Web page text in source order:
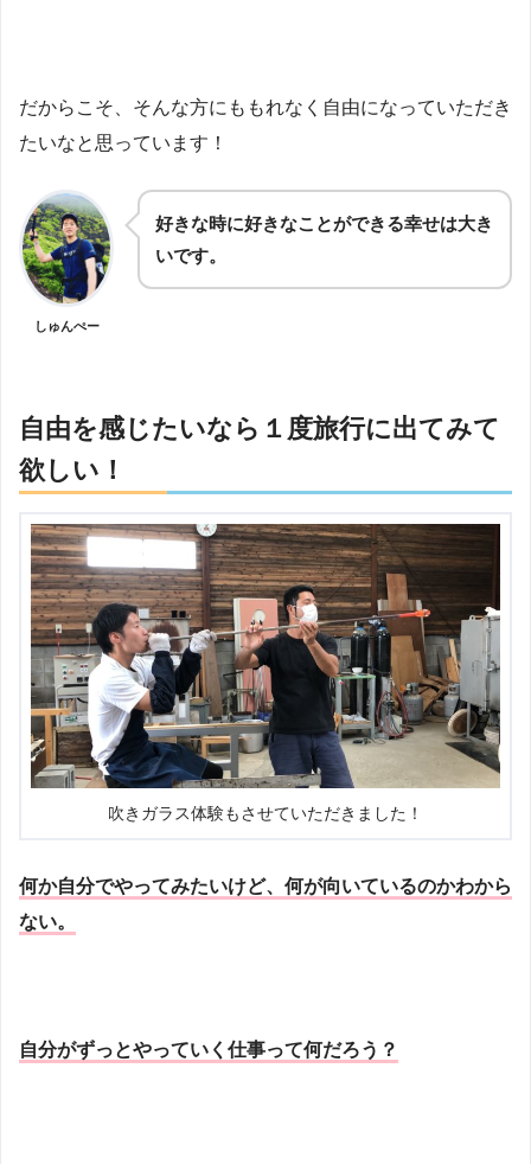
だからこそ、そんな方にももれなく自由になっていただき
たいなと思っています！
しゅんぺー
好きな時に好きなことができる幸せは大き
いです。
自由を感じたいなら１度旅行に出てみて
欲しい！
吹きガラス体験もさせていただきました！
何か自分でやってみたいけど、何が向いているのかわから
ない。
自分がずっとやっていく仕事って何だろう？